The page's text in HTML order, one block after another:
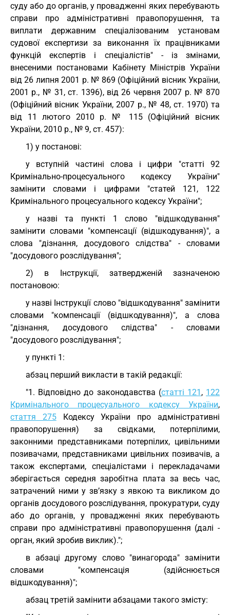
суду або до органів, у провадженні яких перебувають
справи про адміністративні правопорушення, та
виплати державним спеціалізованим установам
судової експертизи за виконання їх працівниками
функцій експертів і спеціалістів" - із змінами,
внесеними постановами Кабінету Міністрів України
від 26 липня 2001 р. № 869 (Офіційний вісник України,
2001 р., № 31, ст. 1396), від 26 червня 2007 р. № 870
(Офіційний вісник України, 2007 р., № 48, ст. 1970) та
від 11 лютого 2010 р. № 115 (Офіційний вісник
України, 2010 р., № 9, ст. 457):
1) у постанові:
у вступній частині слова і цифри "статті 92
Кримінально-процесуального кодексу України"
замінити словами і цифрами "статей 121, 122
Кримінального процесуального кодексу України";
у назві та пункті 1 слово "відшкодування"
замінити словами "компенсації (відшкодування)", а
слова "дізнання, досудового слідства" - словами
"досудового розслідування";
2) в Інструкції, затвердженій зазначеною
постановою:
у назві Інструкції слово "відшкодування" замінити
словами "компенсації (відшкодування)", а слова
"дізнання, досудового слідства" - словами
"досудового розслідування";
у пункті 1:
абзац перший викласти в такій редакції:
"1. Відповідно до законодавства (статті 121 , 122
Кримінального процесуального кодексу України,
стаття 275Кодексу України про адміністративні
правопорушення) за свідками, потерпілими,
законними представниками потерпілих, цивільними
позивачами, представниками цивільних позивачів, а
також експертами, спеціалістами і перекладачами
зберігається середня заробітна плата за весь час,
затрачений ними у зв’язку з явкою та викликом до
органів досудового розслідування, прокуратури, суду
або до органів, у провадженні яких перебувають
справи про адміністративні правопорушення (далі -
орган, який зробив виклик).";
в абзаці другому слово "винагорода" замінити
словами "компенсація (здійснюється
відшкодування)";
абзац третій замінити абзацами такого змісту: